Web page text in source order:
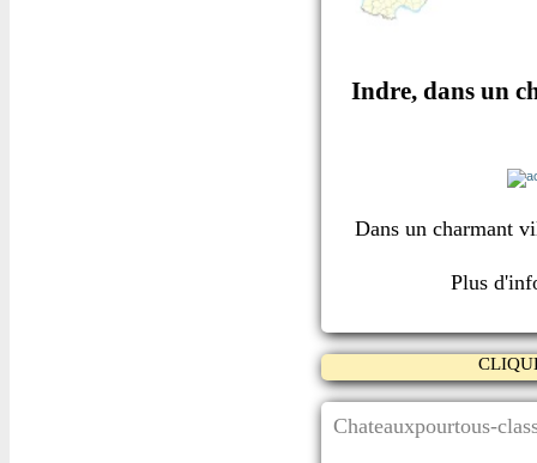
Indre, dans un
Dans un charmant
Plus
Chateauxpourtous-